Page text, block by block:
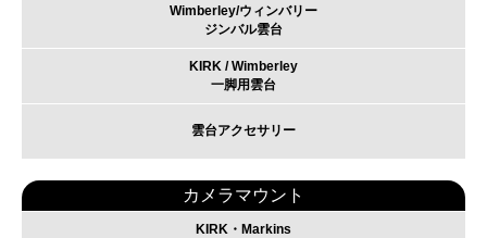
Wimberley/ウィンバリー
ジンバル雲台
KIRK / Wimberley
一脚用雲台
雲台アクセサリー
カメラマウント
KIRK・Markins